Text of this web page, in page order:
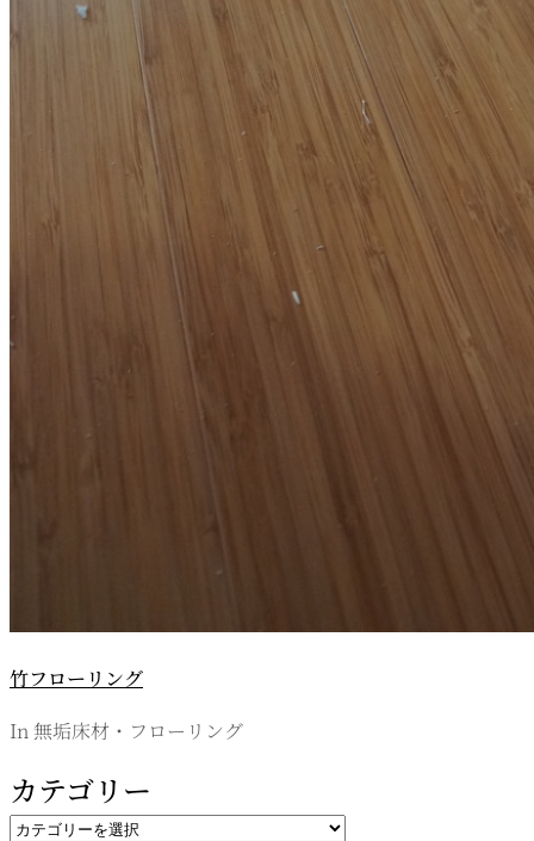
竹フローリング
In 無垢床材・フローリング
カテゴリー
カ